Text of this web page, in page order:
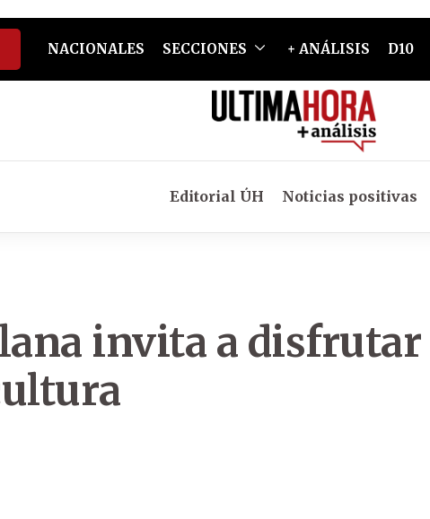
NACIONALES SECCIONES + ANÁLISIS D10
Editorial ÚH Noticias positivas
invita a disfrutar